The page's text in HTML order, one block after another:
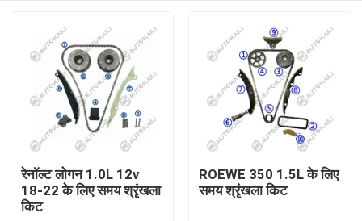
घर
रेनॉल्ट लोगन 1.0L 12v
18-22 के लिए समय श्रृंखला
किट
ROEWE 350 1.5L के लिए
समय श्रृंखला किट